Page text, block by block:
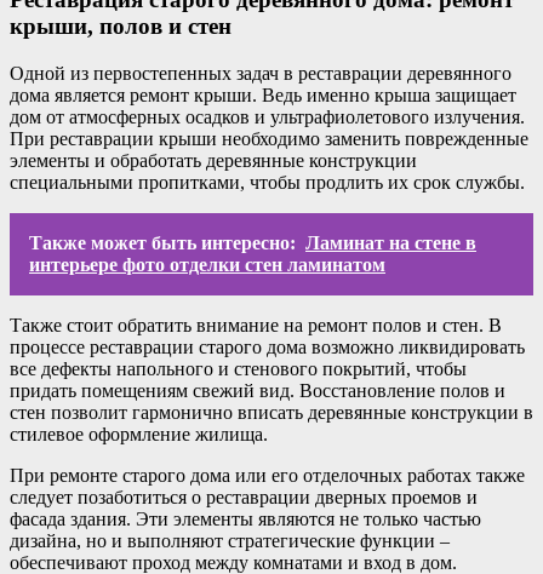
крыши, полов и стен
Одной из первостепенных задач в реставрации деревянного
дома является ремонт крыши. Ведь именно крыша защищает
дом от атмосферных осадков и ультрафиолетового излучения.
При реставрации крыши необходимо заменить поврежденные
элементы и обработать деревянные конструкции
специальными пропитками, чтобы продлить их срок службы.
Также может быть интересно: Ламинат на стене в
интерьере фото отделки стен ламинатом
Также стоит обратить внимание на ремонт полов и стен. В
процессе реставрации старого дома возможно ликвидировать
все дефекты напольного и стенового покрытий, чтобы
придать помещениям свежий вид. Восстановление полов и
стен позволит гармонично вписать деревянные конструкции в
стилевое оформление жилища.
При ремонте старого дома или его отделочных работах также
следует позаботиться о реставрации дверных проемов и
фасада здания. Эти элементы являются не только частью
дизайна, но и выполняют стратегические функции –
обеспечивают проход между комнатами и вход в дом.